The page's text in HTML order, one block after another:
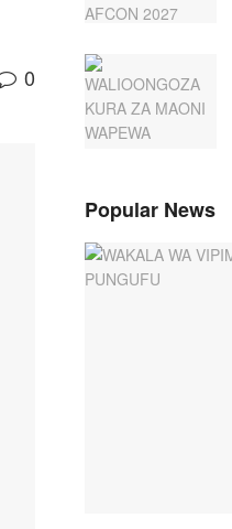
0
Popular News